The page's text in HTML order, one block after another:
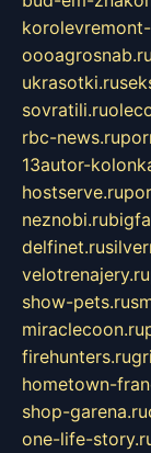
oooagrosnab.ru
ukrasotki.ru
sovratili.ru
rbc-news.ru
13autor-
hostserve.ru
neznobi.ru
delfinet.ru
velotrenajery.ru
show-pets.ru
miraclecoon.ru
firehunters.ru
hometown-
shop-garena.ru
one-life-